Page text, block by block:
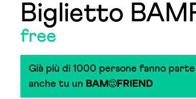
Biglietto
free
Già più di 1000 persone fanno
anche tu un BAM FRIEND